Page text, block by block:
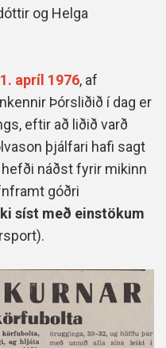
og Helga
apríl 1976, af
Þórsliðið í dag er
eftir að liðið varð
þjálfari hafi sagt
náðst fyrir mikinn
góðri
síst með einstökum